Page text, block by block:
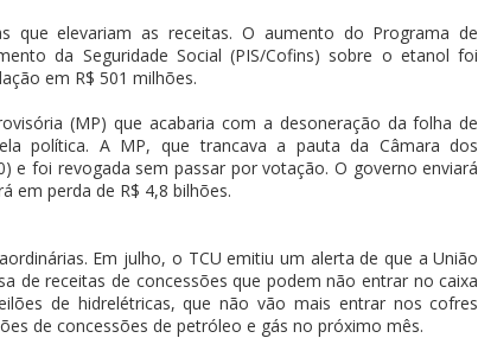
elevariam as receitas. O aumento do Programa de
da Seguridade Social (PIS/Cofins) sobre o etanol foi
em R$ 501 milhões.
(MP) que acabaria com a desoneração da folha de
política. A MP, que trancava a pauta da Câmara dos
e foi revogada sem passar por votação. O governo enviará
em perda de R$ 4,8 bilhões.
Em julho, o TCU emitiu um alerta de que a União
de receitas de concessões que podem não entrar no caixa
de hidrelétricas, que não vão mais entrar nos cofres
de concessões de petróleo e gás no próximo mês.